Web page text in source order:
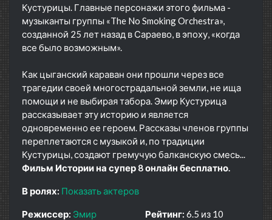
Кустурицы. Главные персонажи этого фильма -
музыканты группы «The No Smoking Orchestra»,
созданной 25 лет назад в Сараево, в эпоху, «когда
все было возможным».
Как цыганский караван они прошли через все
трагедии своей многострадальной земли, не ища
помощи и не выбирая табора. Эмир Кустурица
рассказывает эту историю и является
одновременно ее героем. Рассказы членов группы
переплетаются с музыкой и, по традиции
Кустурицы, создают гремучую балканскую смесь...
Фильм Истории на супер 8 онлайн бесплатно.
В ролях: Показать актеров
Режиссер: Эмир
Рейтинг: 6.5 из 10